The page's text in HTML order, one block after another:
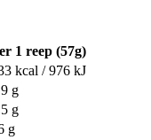
1 reep (57g)
kcal / 976 kJ
g
g
g